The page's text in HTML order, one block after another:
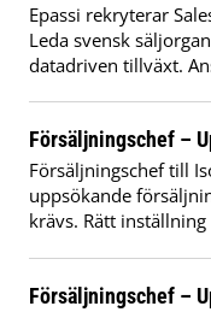
Epassi rekryterar
Leda svensk
datadriven tillväxt.
Försäljningschef –
Försäljningschef till
uppsökande
krävs. Rätt
Försäljningschef –